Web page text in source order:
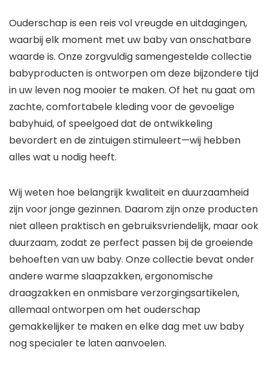
Ouderschap is een reis vol vreugde en uitdagingen,
waarbij elk moment met uw baby van onschatbare
waarde is. Onze zorgvuldig samengestelde collectie
babyproducten is ontworpen om deze bijzondere tijd
in uw leven nog mooier te maken. Of het nu gaat om
zachte, comfortabele kleding voor de gevoelige
babyhuid, of speelgoed dat de ontwikkeling
bevordert en de zintuigen stimuleert—wij hebben
alles wat u nodig heeft.
Wij weten hoe belangrijk kwaliteit en duurzaamheid
zijn voor jonge gezinnen. Daarom zijn onze producten
niet alleen praktisch en gebruiksvriendelijk, maar ook
duurzaam, zodat ze perfect passen bij de groeiende
behoeften van uw baby. Onze collectie bevat onder
andere warme slaapzakken, ergonomische
draagzakken en onmisbare verzorgingsartikelen,
allemaal ontworpen om het ouderschap
gemakkelijker te maken en elke dag met uw baby
nog specialer te laten aanvoelen.